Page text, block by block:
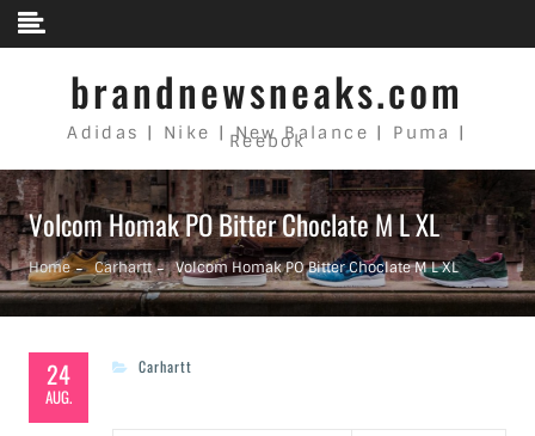
Skip to content
brandnewsneaks.com
Adidas | Nike | New Balance | Puma |
Reebok
Volcom Homak PO Bitter Choclate M L XL
Home Carhartt Volcom Homak PO Bitter Choclate M L XL
24
AUG.
Carhartt